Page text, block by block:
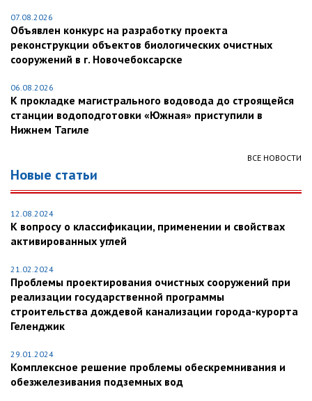
07.08.2026
Объявлен конкурс на разработку проекта
реконструкции объектов биологических очистных
сооружений в г. Новочебоксарске
06.08.2026
К прокладке магистрального водовода до строящейся
станции водоподготовки «Южная» приступили в
Нижнем Тагиле
ВСЕ НОВОСТИ
Новые статьи
12.08.2024
К вопросу о классификации, применении и свойствах
активированных углей
21.02.2024
Проблемы проектирования очистных сооружений при
реализации государственной программы
строительства дождевой канализации города-курорта
Геленджик
29.01.2024
Комплексное решение проблемы обескремнивания и
обезжелезивания подземных вод